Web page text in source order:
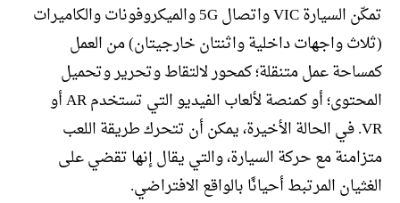
تمكّن السيارة VIC واتصال 5G والميكروفونات والكاميرات
(ثلاث واجهات داخلية واثنتان خارجيتان) من العمل
كمساحة عمل متنقلة؛ كمحور لالتقاط وتحرير وتحميل
المحتوى؛ أو كمنصة لألعاب الفيديو التي تستخدم AR أو
VR. في الحالة الأخيرة، يمكن أن تتحرك طريقة اللعب
متزامنة مع حركة السيارة، والتي يقال إنها تقضي على
الغثيان المرتبط أحيانًا بالواقع الافتراضي.